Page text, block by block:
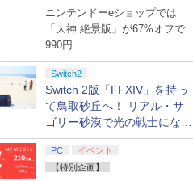
【8月8日更新】
ニンテンドーeショップでは
「大神 絶景版」が67%オフで
990円
Switch2
Switch 2版「FFXIV」を持っ
て鳥取砂丘へ！ リアル・サ
ゴリー砂漠で光の戦士になっ
てみた
PC
イベント
【特別企画】